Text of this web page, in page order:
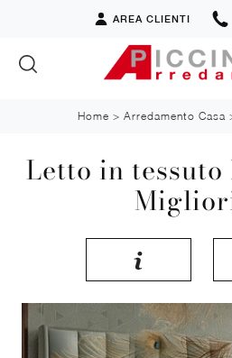
AREA CLIENTI
Home > Arredamento Casa
Letto in